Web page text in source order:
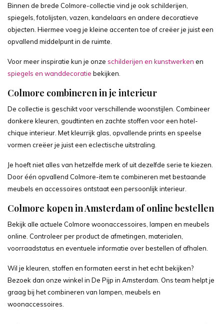
Binnen de brede Colmore-collectie vind je ook schilderijen,
spiegels, fotolijsten, vazen, kandelaars en andere decoratieve
objecten. Hiermee voeg je kleine accenten toe of creëer je juist een
opvallend middelpunt in de ruimte.
Voor meer inspiratie kun je onze schilderijen en kunstwerken en
spiegels en wanddecoratie bekijken.
Colmore combineren in je interieur
De collectie is geschikt voor verschillende woonstijlen. Combineer
donkere kleuren, goudtinten en zachte stoffen voor een hotel-
chique interieur. Met kleurrijk glas, opvallende prints en speelse
vormen creëer je juist een eclectische uitstraling.
Je hoeft niet alles van hetzelfde merk of uit dezelfde serie te kiezen.
Door één opvallend Colmore-item te combineren met bestaande
meubels en accessoires ontstaat een persoonlijk interieur.
Colmore kopen in Amsterdam of online bestellen
Bekijk alle actuele Colmore woonaccessoires, lampen en meubels
online. Controleer per product de afmetingen, materialen,
voorraadstatus en eventuele informatie over bestellen of afhalen.
Wil je kleuren, stoffen en formaten eerst in het echt bekijken?
Bezoek dan onze winkel in De Pijp in Amsterdam. Ons team helpt je
graag bij het combineren van lampen, meubels en
woonaccessoires.